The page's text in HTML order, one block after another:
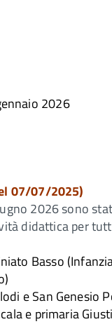
2026
07/07/2025)
2026sono
didattica per
Basso
e San Genesio
e primaria Giusti